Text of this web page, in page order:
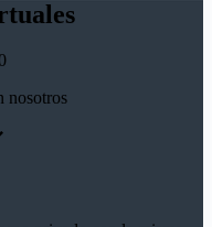
nosotros